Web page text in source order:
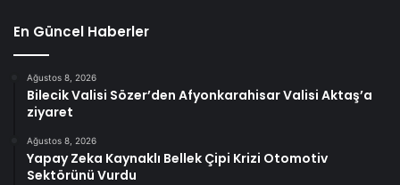
En Güncel Haberler
Ağustos 8, 2026
Bilecik Valisi Sözer’den Afyonkarahisar Valisi Aktaş’a
ziyaret
Ağustos 8, 2026
Yapay Zeka Kaynaklı Bellek Çipi Krizi Otomotiv
Sektörünü Vurdu